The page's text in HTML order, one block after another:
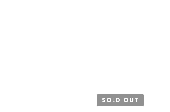
SOLD OUT